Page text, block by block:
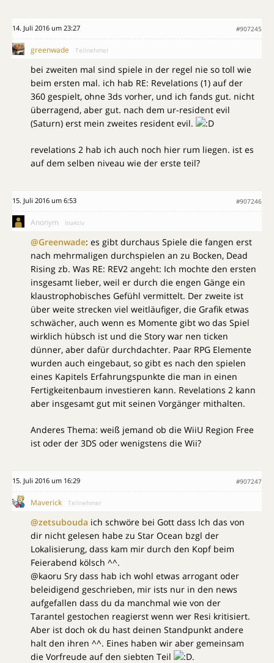
14. Juli 2016 um 23:27 #907245
greenwade Teilnehmer
bei zweiten mal sind spiele in der regel nie so toll wie
beim ersten mal. ich hab RE: Revelations (1) auf der
360 gespielt, ohne 3ds vorher, und ich fands gut. nicht
überragend, aber gut. nach dem ur-resident evil
(Saturn) erst mein zweites resident evil.
revelations 2 hab ich auch noch hier rum liegen. ist es
auf dem selben niveau wie der erste teil?
15. Juli 2016 um 6:53 #907246
Anonym Inaktiv
@Greenwade: es gibt durchaus Spiele die fangen erst
nach mehrmaligen durchspielen an zu Bocken, Dead
Rising zb. Was RE: REV2 angeht: Ich mochte den ersten
insgesamt lieber, weil er durch die engen Gänge ein
klaustrophobisches Gefühl vermittelt. Der zweite ist
über weite strecken viel weitläufiger, die Grafik etwas
schwächer, auch wenn es Momente gibt wo das Spiel
wirklich hübsch ist und die Story war nen ticken
dünner, aber dafür durchdachter. Paar RPG Elemente
wurden auch eingebaut, so gibt es nach den spielen
eines Kapitels Erfahrungspunkte die man in einen
Fertigkeitenbaum investieren kann. Revelations 2 kann
aber insgesamt gut mit seinen Vorgänger mithalten.
Anderes Thema: weiß jemand ob die WiiU Region Free
ist oder der 3DS oder wenigstens die Wii?
15. Juli 2016 um 16:29 #907247
Maverick Teilnehmer
@zetsubouda ich schwöre bei Gott dass Ich das von
dir nicht gelesen habe zu Star Ocean bzgl der
Lokalisierung, dass kam mir durch den Kopf beim
Feierabend kölsch ^^.
@kaoru Sry dass hab ich wohl etwas arrogant oder
beleidigend geschrieben, mir ists nur in den news
aufgefallen dass du da manchmal wie von der
Tarantel gestochen reagierst wenn wer Resi kritisiert.
Aber ist doch ok du hast deinen Standpunkt andere
halt den ihren ^^. Eines haben wir aber gemeinsam
die Vorfreude auf den siebten Teil
.